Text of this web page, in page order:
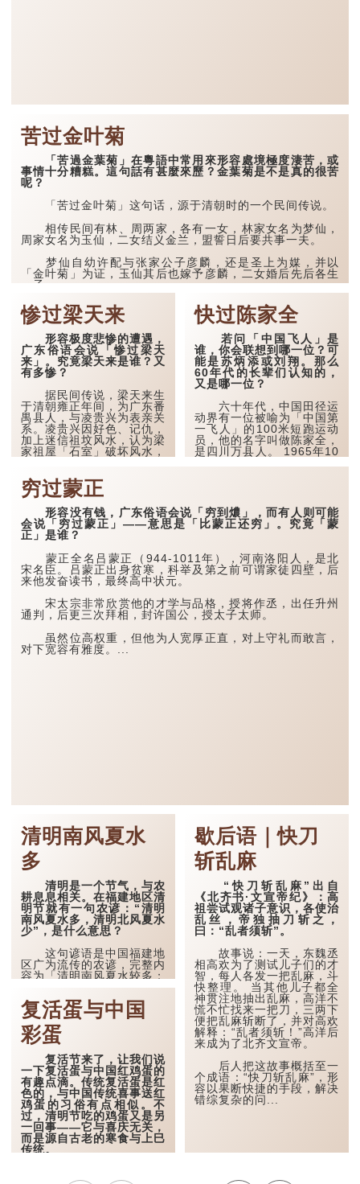
苦过金叶菊
「苦過金葉菊」在粵語中常用來形容處境極度淒苦，或
事情十分糟糕。這句話有甚麼來歷？金葉菊是不是真的很苦
呢？
「苦过金叶菊」这句话，源于清朝时的一个民间传说。
相传民间有林、周两家，各有一女，林家女名为梦仙，
周家女名为玉仙，二女结义金兰，盟誓日后要共事一夫。
梦仙自幼许配与张家公子彦麟，还是圣上为媒，并以
「金叶菊」为证，玉仙其后也嫁予彦麟，二女婚后先后各生
一子。
可惜当时的国舅起了歹心，想将梦仙纳...
惨过梁天来
形容极度悲惨的遭遇，
广东俗语会说「惨过梁天
来」。究竟梁天来是谁？又
有多惨？
据民间传说，梁天来生
于清朝雍正年间，为广东番
禺县人，与凌贵兴为表亲关
系。凌贵兴因好色、记仇，
加上迷信祖坟风水，认为梁
家祖屋「石室」破坏风水，
的惨剧。
梁天来向官府状告凌
氏，但凌贵兴以数万两白银
贿赂各级官员，致使梁天来
含冤难伸，更被买凶追杀。
乞丐张...
快过陈家全
若问「中国飞人」是
谁，你会联想到哪一位？可
能是苏炳添或刘翔。那么
60年代的长辈们认知的，
又是哪一位？
六十年代，中国田径运
动界有一位被喻为「中国第
一飞人」的100米短跑运动
员，他的名字叫做陈家全，
是四川万县人。 1965年10
恢复在国际体育组织的合法
席位，这项成绩未获国际田
联正式承认，但在国内仍引
穷过蒙正
形容没有钱，广东俗语会说「穷到燶」，而有人则可能
会说「穷过蒙正」——意思是「比蒙正还穷」。究竟「蒙
正」是谁？
蒙正全名吕蒙正（944-1011年），河南洛阳人，是北
宋名臣。吕蒙正出身贫寒，科举及第之前可谓家徒四壁，后
来他发奋读书，最终高中状元。
宋太宗非常欣赏他的才学与品格，授将作丞，出任升州
通判，后更三次拜相，封许国公，授太子太师。
虽然位高权重，但他为人宽厚正直，对上守礼而敢言，
对下宽容有雅度。...
清明南风夏水
多
清明是一个节气，与农
耕息息相关。在福建地区清
明节就有一句农谚：“清明
南风夏水多，清明北风夏水
少”，是什么意思？
这句谚语是中国福建地
区广为流传的农谚，完整内
容为「清明南风夏水较多；
清明北风夏水较少」。其核
心在于，农民透过观察清明
节这一天的风向，来预测当
年夏季的降水多寡，以此指
导农事安排。
从气象角度来看，清明
若吹南风，代表暖湿的海洋
气流势力较强，预示当年夏
天降雨丰沛，即「夏水
多」；反之，若吹北风，则
代表...
复活蛋与中国
彩蛋
复活节来了，让我们说
一下复活蛋与中国红鸡蛋的
有趣点滴。传统复活蛋是红
色的，与中国传统喜事送红
鸡蛋的习俗有点相似。不
过，清明节吃的鸡蛋又是另
一回事——它与喜庆无关，
而是源自古老的寒食与上巳
传统。
歇后语｜快刀
斩乱麻
“快刀斩乱麻”出自
《北齐书·文宣帝纪》：高
祖尝试观诸子意识，各使治
乱丝，帝独抽刀斩之，
曰：“乱者须斩”。
故事说：一天，东魏丞
相高欢为了测试儿子们的才
智，每人各发一把乱麻，斗
快整理。 当其他儿子都全
神贯注地抽出乱麻，高洋不
慌不忙找来一把刀，三两下
便把乱麻斩断了，并对高欢
解释：“乱者须斩！”高洋后
来成为了北齐文宣帝。
后人把这故事概括至一
个成语：“快刀斩乱麻”，形
容以果断快捷的手段，解决
错综复杂的问...